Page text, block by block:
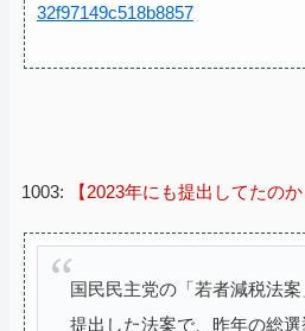
32f97149c518b8857
1003: 【2023年にも提出してたの
国民民主党の「若者減税法
提出した法案で、昨年の総